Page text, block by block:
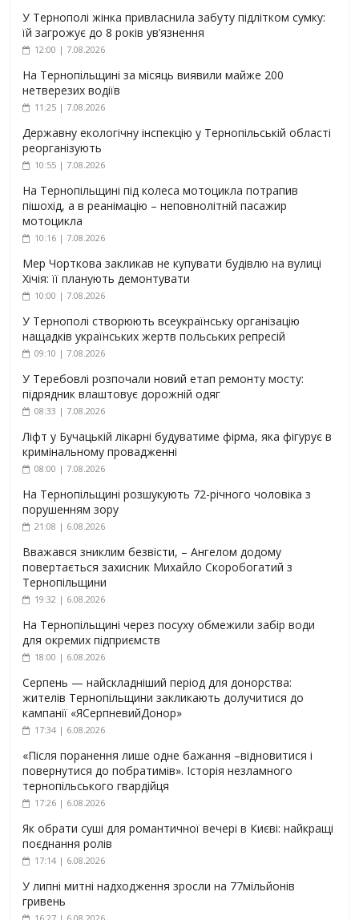
У Тернополі жінка привласнила забуту підлітком сумку:
їй загрожує до 8 років ув’язнення
12:00 | 7.08.2026
На Тернопільщині за місяць виявили майже 200
нетверезих водіїв
11:25 | 7.08.2026
Державну екологічну інспекцію у Тернопільській області
реорганізують
10:55 | 7.08.2026
На Тернопільщині під колеса мотоцикла потрапив
пішохід, а в реанімацію – неповнолітній пасажир
мотоцикла
10:16 | 7.08.2026
Мер Чорткова закликав не купувати будівлю на вулиці
Хічія: її планують демонтувати
10:00 | 7.08.2026
У Тернополі створюють всеукраїнську організацію
нащадків українських жертв польських репресій
09:10 | 7.08.2026
У Теребовлі розпочали новий етап ремонту мосту:
підрядник влаштовує дорожній одяг
08:33 | 7.08.2026
Ліфт у Бучацькій лікарні будуватиме фірма, яка фігурує в
кримінальному провадженні
08:00 | 7.08.2026
На Тернопільщині розшукують 72-річного чоловіка з
порушенням зору
21:08 | 6.08.2026
Вважався зниклим безвісти, – Ангелом додому
повертається захисник Михайло Скоробогатий з
Тернопільщини
19:32 | 6.08.2026
На Тернопільщині через посуху обмежили забір води
для окремих підприємств
18:00 | 6.08.2026
Серпень — найскладніший період для донорства:
жителів Тернопільщини закликають долучитися до
кампанії «ЯСерпневийДонор»
17:34 | 6.08.2026
«Після поранення лише одне бажання –відновитися і
повернутися до побратимів». Історія незламного
тернопільського гвардійця
17:26 | 6.08.2026
Як обрати суші для романтичної вечері в Києві: найкращі
поєднання ролів
17:14 | 6.08.2026
У липні митні надходження зросли на 77мільйонів
гривень